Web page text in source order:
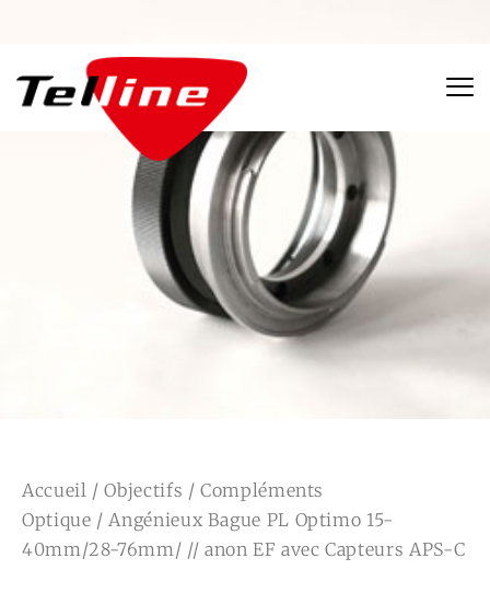
Accueil /Objectifs /Compléments
Optique / Angénieux Bague PL Optimo 15-
40mm/28-76mm/ // anon EF avec Capteurs APS-C